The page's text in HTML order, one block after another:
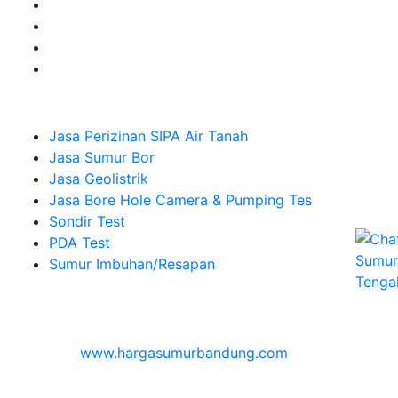
Jasa Perizinan SIPA Air Tanah
Jasa Sumur Bor
Jasa Geolistrik
Jasa Bore Hole Camera & Pumping Tes
Sondir Test
PDA Test
Sumur Imbuhan/Resapan
www.hargasumurbandung.com